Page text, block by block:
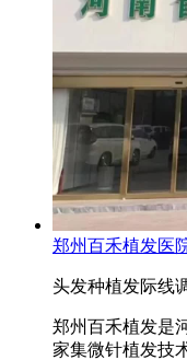
郑州百禾植发医
头发种植发际线
郑州百禾植发是
家集微针植发技